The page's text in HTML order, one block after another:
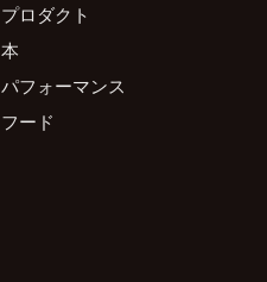
プロダクト
本
パフォーマンス
フード